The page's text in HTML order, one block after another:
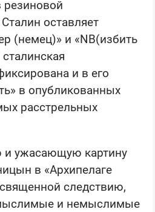
резиновой
оставляет
(немец)» и «NB(избить
и в его
в опубликованных
расстрельных
ужасающую картину
в «Архипелаге
следствию,
и немыслимые